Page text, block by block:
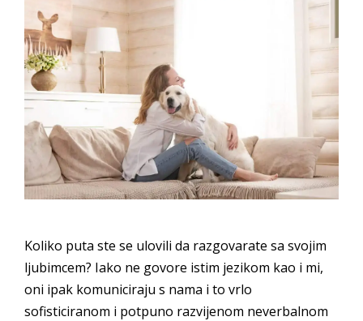
Koliko puta ste se ulovili da razgovarate sa svojim
ljubimcem? Iako ne govore istim jezikom kao i mi,
oni ipak komuniciraju s nama i to vrlo
sofisticiranom i potpuno razvijenom neverbalnom